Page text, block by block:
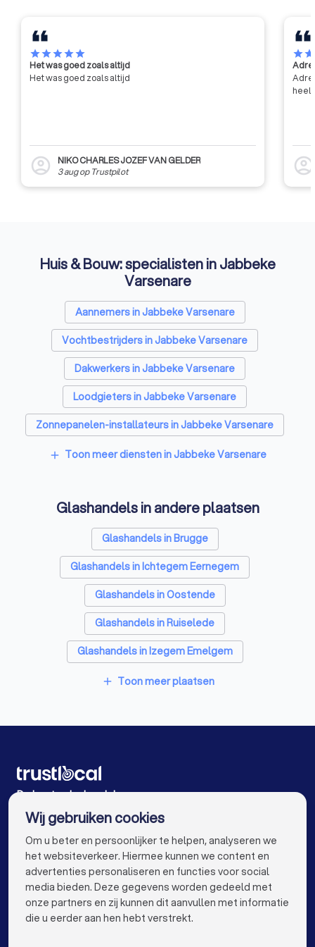
starstarstarstarstar
Het was goed zoals altijd
Het was goed zoals altijd
account_circle
NIKO CHARLES JOZEF VAN GELDER
3 augop Trustpilot
starstar
heel
account_circle
Huis & Bouw: specialisten in Jabbeke
Varsenare
Aannemers in Jabbeke Varsenare
Vochtbestrijders in Jabbeke Varsenare
Dakwerkers in Jabbeke Varsenare
Loodgieters in Jabbeke Varsenare
Zonnepanelen-installateurs in Jabbeke Varsenare
Vloerverwarming-installateurs in Jabbeke Varsenare
Ramen en deuren specialisten in Jabbeke Varsenare
Laadpaal installateurs in Jabbeke Varsenare
Zonwering specialisten in Jabbeke Varsenare
Schrijnwerkers in Jabbeke Varsenare
Warmtepomp installateurs in Jabbeke Varsenare
Badkamer installateurs in Jabbeke Varsenare
EPC-keurders in Jabbeke Varsenare
add Toon meer diensten in Jabbeke Varsenare
Glashandels in andere plaatsen
Glashandels in Brugge
Glashandels in Ichtegem Eernegem
Glashandels in Oostende
Glashandels in Ruiselede
Glashandels in Izegem Emelgem
Glashandels in Eeklo
Glashandels in Harelbeke
Glashandels in Antwerpen
Glashandels in Leuven
Glashandels in Aalst
Glashandels in Mechelen
Glashandels in Kortrijk
Glashandels in Hasselt
Glashandels in Sint-Niklaas
Glashandels in Genk
Glashandels in Roeselare
Glashandels in Beveren
add Toon meer plaatsen
De beste glashandels voor u
VOOR PARTICULIEREN keyboard_arrow_down
Wij gebruiken cookies
Om u beter en persoonlijker te helpen, analyseren we
het websiteverkeer. Hiermee kunnen we content en
advertenties personaliseren en functies voor social
media bieden. Deze gegevens worden gedeeld met
onze partners en zij kunnen dit aanvullen met informatie
die u eerder aan hen hebt verstrekt.